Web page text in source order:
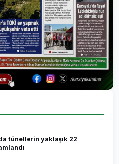
tünellerin yaklaşık 22